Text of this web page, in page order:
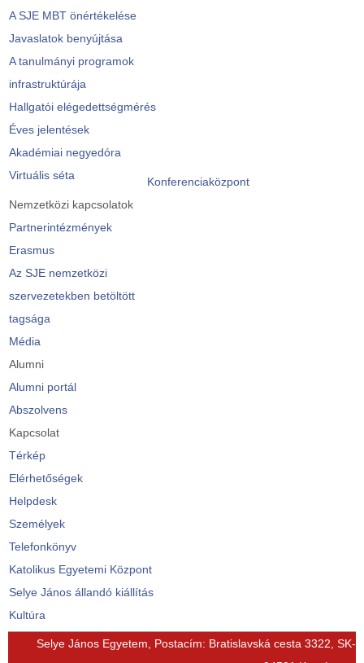
A SJE MBT önértékelése
Javaslatok benyújtása
A tanulmányi programok
infrastruktúrája
Hallgatói elégedettségmérés
Éves jelentések
Akadémiai negyedóra
Virtuális séta
Konferenciaközpont
Nemzetközi kapcsolatok
Partnerintézmények
Erasmus
Az SJE nemzetközi
szervezetekben betöltött
tagsága
Média
Alumni
Alumni portál
Abszolvens
Kapcsolat
Térkép
Elérhetőségek
Helpdesk
Személyek
Telefonkönyv
Katolikus Egyetemi Központ
Selye János állandó kiállítás
Kultúra
© FreeJoomla! 3 Modules - by VinaGecko.com
Selye János Egyetem, Postacím: Bratislavská cesta 3322, SK-